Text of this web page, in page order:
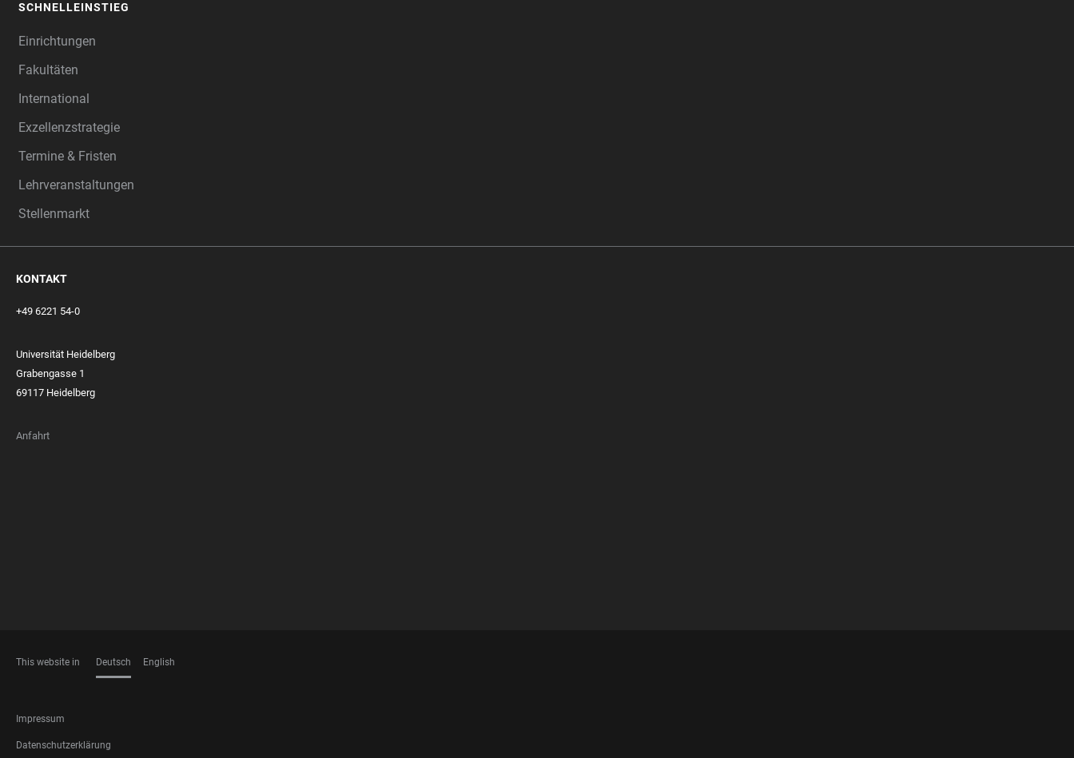
SCHNELLEINSTIEG
Einrichtungen
Fakultäten
International
Exzellenzstrategie
Termine & Fristen
Lehrveranstaltungen
Stellenmarkt
KONTAKT
+49 6221 54-0
Universität Heidelberg
Grabengasse 1
69117 Heidelberg
Anfahrt
This website in Deutsch English
FOOTER
LEGAL
Impressum
Datenschutzerklärung